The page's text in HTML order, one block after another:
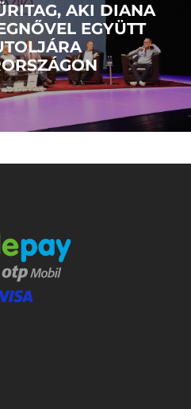
AKI DIANA
EGYÜTT